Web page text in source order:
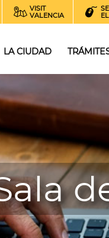
VISIT
VALENCIA
LA CIUDAD